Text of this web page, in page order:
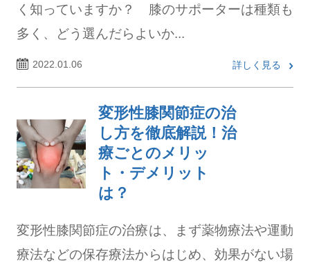
く知っていますか？ 膝のサポーターは種類も
多く、どう選んだらよいか...
2022.01.06 詳しく見る
変形性膝関節症の治
し方を徹底解説！治
療ごとのメリッ
ト・デメリット
は？
変形性膝関節症の治療は、まず薬物療法や運動
療法などの保存療法からはじめ、効果がない場